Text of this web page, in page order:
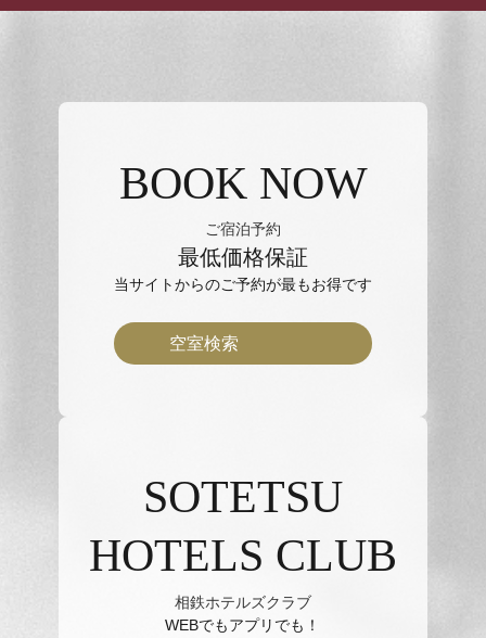
BOOK NOW
ご宿泊予約
最低価格保証
当サイトからのご予約が最もお得です
空室検索
SOTETSU
HOTELS CLUB
相鉄ホテルズクラブ
WEBでもアプリでも！